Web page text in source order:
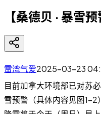
【桑德贝 · 暴雪
雷湾气爱2025-03-23
目前加拿大环境部已对苏
雪预警（具体内容见图1-2